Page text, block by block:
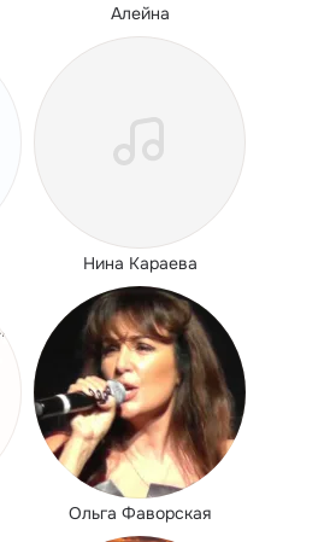
Алейна
Нина Караева
Ольга Фаворская